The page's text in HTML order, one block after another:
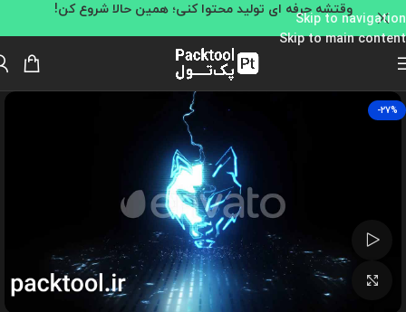
Skip to navigation
Skip to main content
وقتشه حرفه ای تولید محتوا کنی؛ همین حالا شروع کن!
-27%
تماشای ویدئو
بزرگنمایی تصویر